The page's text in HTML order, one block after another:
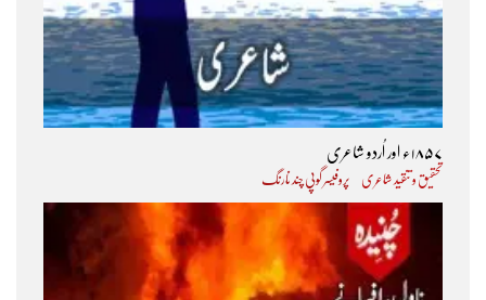
۱۸۵۷ء اور اُردو شاعری
تحقیق و تنقید شاعری پروفیسر گوپی چند نارنگ